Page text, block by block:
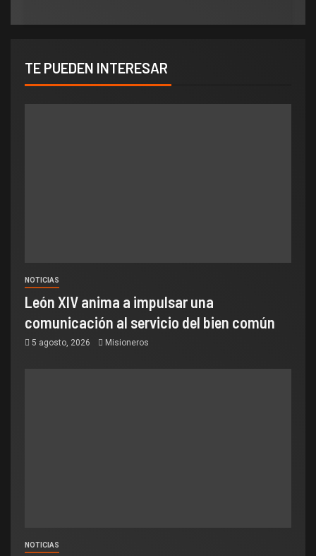
TE PUEDEN INTERESAR
NOTICIAS
León XIV anima a impulsar una
comunicación al servicio del bien común
5 agosto, 2026 Misioneros
NOTICIAS